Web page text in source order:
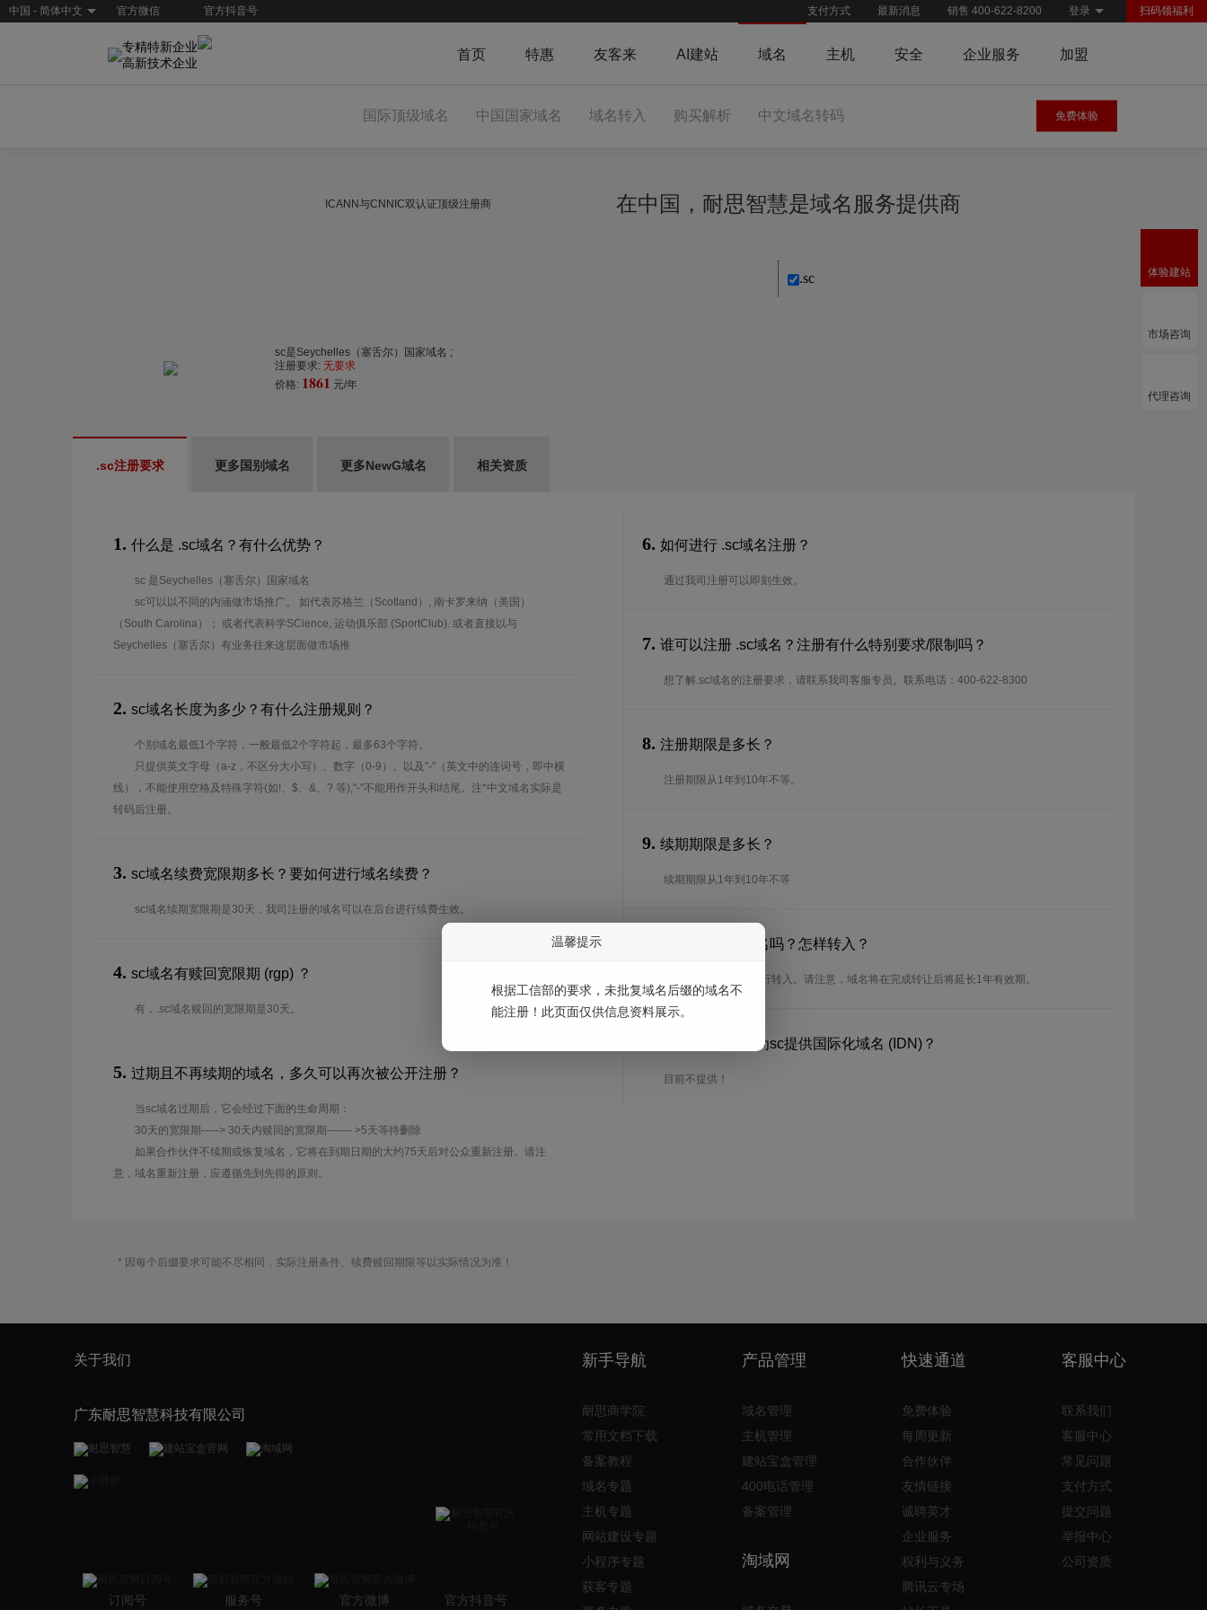
中国 - 简体中文 官方微信 官方抖音号 扫码领福利
登录
销售 400-622-8200
最新消息
支付方式
专精特新企业
高新技术企业
首页 特惠 友客来 AI建站 域名 主机 安全 企业服务 加盟
国际顶级域名 中国国家域名 域名转入 购买解析 中文域名转码 免费体验
ICANN与CNNIC双认证顶级注册商 在中国，耐思智慧是域名服务提供商
.sc
sc是Seychelles（塞舌尔）国家域名 ;
注册要求: 无要求
价格: 1861 元/年
.sc注册要求 更多国别域名 更多NewG域名 相关资质
1. 什么是 .sc域名？有什么优势？
sc 是Seychelles（塞舌尔）国家域名
sc可以以不同的内涵做市场推广。 如代表苏格兰（Scotland）, 南卡罗来纳（美国）
（South Carolina）； 或者代表科学SCience, 运动俱乐部 (SportClub). 或者直接以与
Seychelles（塞舌尔）有业务往来这层面做市场推
2. sc域名长度为多少？有什么注册规则？
个别域名最低1个字符，一般最低2个字符起，最多63个字符。
只提供英文字母（a-z，不区分大小写）、数字（0-9）、以及"-"（英文中的连词号，即中横
线），不能使用空格及特殊字符(如!、$、&、? 等),"-"不能用作开头和结尾。注*中文域名实际是
转码后注册。
3. sc域名续费宽限期多长？要如何进行域名续费？
sc域名续期宽限期是30天，我司注册的域名可以在后台进行续费生效。
4. sc域名有赎回宽限期 (rgp) ？
有，.sc域名赎回的宽限期是30天。
5. 过期且不再续期的域名，多久可以再次被公开注册？
当sc域名过期后，它会经过下面的生命周期：
30天的宽限期-----> 30天内赎回的宽限期------- >5天等待删除
如果合作伙伴不续期或恢复域名，它将在到期日期的大约75天后对公众重新注册。请注
意，域名重新注册，应遵循先到先得的原则。
6. 如何进行 .sc域名注册？
通过我司注册可以即刻生效。
7. 谁可以注册 .sc域名？注册有什么特别要求/限制吗？
想了解.sc域名的注册要求，请联系我司客服专员。联系电话：400-622-8300
8. 注册期限是多长？
注册期限从1年到10年不等。
9. 续期期限是多长？
续期期限从1年到10年不等
可以转入sc域名吗？怎样转入？
是的，sc域名可以进行转入。请注意，域名将在完成转让后将延长1年有效期。
耐思智慧是否为sc提供国际化域名 (IDN)？
目前不提供！
* 因每个后缀要求可能不尽相同，实际注册条件、续费赎回期限等以实际情况为准！
关于我们
广东耐思智慧科技有限公司
订阅号 服务号 官方微博 官方抖音号
新手导航
耐思商学院
常用文档下载
备案教程
域名专题
主机专题
网站建设专题
小程序专题
获客专题
产品管理
域名管理
主机管理
建站宝盒管理
400电话管理
备案管理
淘域网
快速通道
免费体验
每周更新
合作伙伴
友情链接
诚聘英才
企业服务
权利与义务
腾讯云专场
客服中心
联系我们
客服中心
常见问题
支付方式
提交问题
举报中心
公司资质
体验建站
市场咨询
代理咨询
温馨提示
根据工信部的要求，未批复域名后缀的域名不
能注册！此页面仅供信息资料展示。